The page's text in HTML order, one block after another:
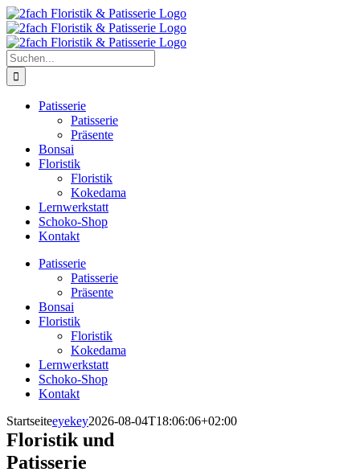
Zum
Inhalt
springen
Suche
nach:
Patisserie
Patisserie
Präsente
Bonsai
Floristik
Floristik
Kokedama
Lernwerkstatt
Schoko-Shop
Kontakt
Patisserie
Patisserie
Präsente
Bonsai
Floristik
Floristik
Kokedama
Lernwerkstatt
Schoko-Shop
Kontakt
Startseiteeyekey2026-08-04T18:06:06+02:00
Floristik und
Patisserie